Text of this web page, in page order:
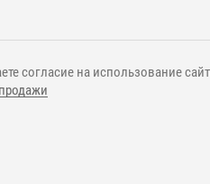
согласие на использование